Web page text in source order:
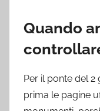
Quando
Per il ponte del
prima le pagine